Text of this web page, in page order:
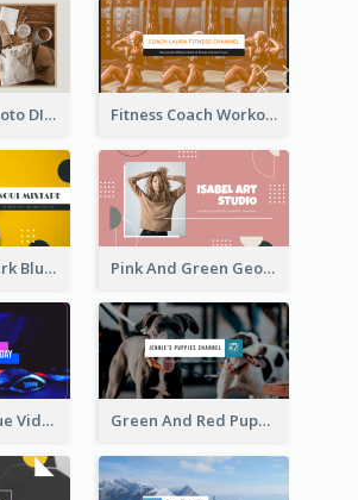
Handcrafts Photo DIY Influencer YouTube Channel Art Fitness Coach Workout Classes YouTube Channel Art
Yellow And Dark Blue Musician Mixtape YouTube Channel Art Pink And Green Geometric Art Studio YouTube Channel Art
Purple And Blue Video Game Photo YouTube Channel Art Green And Red Puppy Photo Puppies Vlog YouTube Channel Art